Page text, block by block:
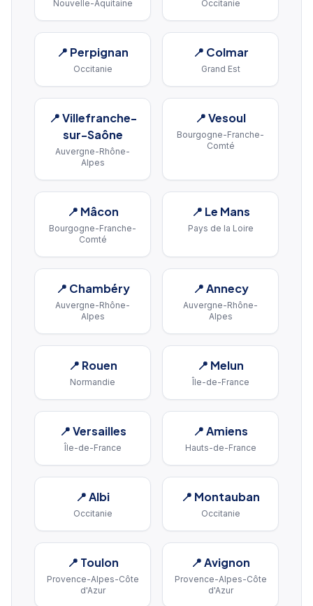
Nouvelle-Aquitaine Occitanie
📍 Perpignan
Occitanie
📍 Colmar
Grand Est
📍Villefranche-
sur-Saône
Auvergne-Rhône-
Alpes
📍Vesoul
Bourgogne-Franche-
Comté
📍 Mâcon
Bourgogne-Franche-
Comté
📍 Le Mans
Pays de la Loire
📍 Chambéry
Auvergne-Rhône-
Alpes
📍Annecy
Auvergne-Rhône-
Alpes
📍 Rouen
Normandie
📍 Melun
Île-de-France
📍Versailles
Île-de-France
📍Amiens
Hauts-de-France
📍Albi
Occitanie
📍 Montauban
Occitanie
📍 Toulon
Provence-Alpes-Côte
d'Azur
📍Avignon
Provence-Alpes-Côte
d'Azur